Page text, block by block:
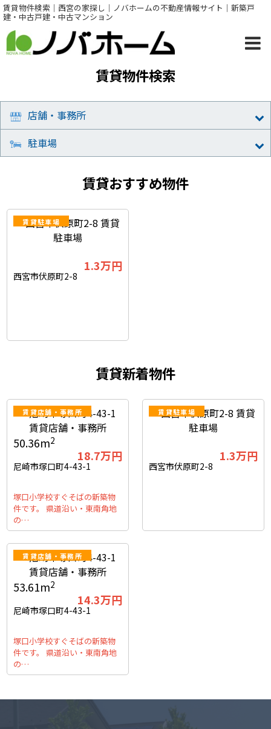
賃貸物件検索｜西宮の家探し｜ノバホームの不動産情報サイト｜新築戸
建・中古戸建・中古マンション
賃貸物件検索
店舗・事務所
駐車場
賃貸おすすめ物件
賃貸駐車場
1.3万円
西宮市伏原町2-8
賃貸新着物件
賃貸店舗・事務所
50.36m2
18.7万円
尼崎市塚口町4-43-1
塚口小学校すぐそばの新築物
件です。 県道沿い・東南角地
の…
賃貸駐車場
1.3万円
西宮市伏原町2-8
賃貸店舗・事務所
53.61m2
14.3万円
尼崎市塚口町4-43-1
塚口小学校すぐそばの新築物
件です。 県道沿い・東南角地
の…